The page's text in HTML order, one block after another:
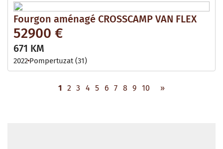
Fourgon aménagé CROSSCAMP VAN FLEX
52900 €
671 KM
2022 Pompertuzat (31)
1 2 3 4 5 6 7 8 9 10 »